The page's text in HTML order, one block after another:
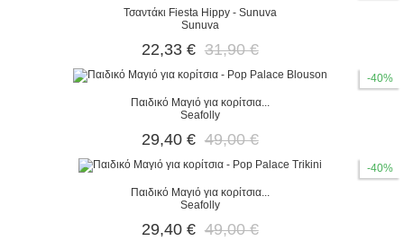
Τσαντάκι Fiesta Hippy - Sunuva
Sunuva
22,33 € 31,90 €
-40%
Παιδικό Μαγιό για κορίτσια...
Seafolly
29,40 € 49,00 €
-40%
Παιδικό Μαγιό για κορίτσια...
Seafolly
29,40 € 49,00 €